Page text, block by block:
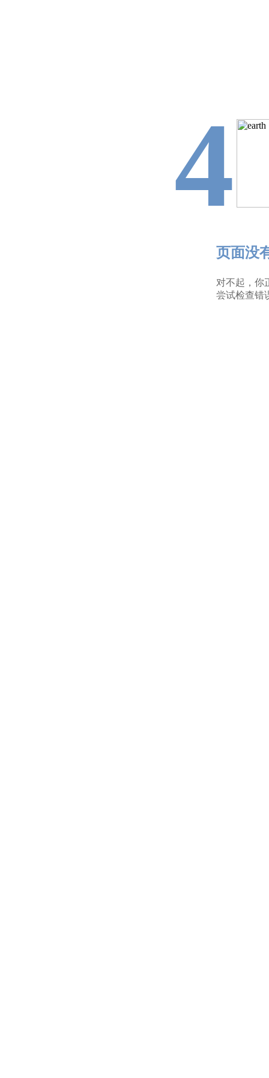
4
页面没
对不起，你
尝试检查